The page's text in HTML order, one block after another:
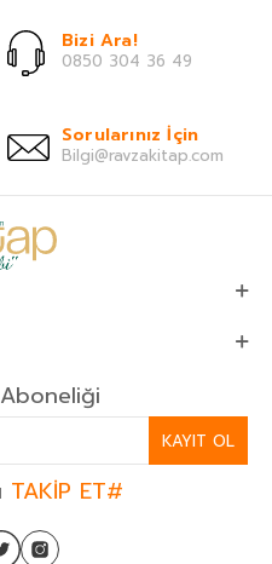
Bizi Ara!
0850 304 36 49
Sorularınız İçin
Bilgi@ravzakitap.com
KAYIT OL
TAKİP ET#